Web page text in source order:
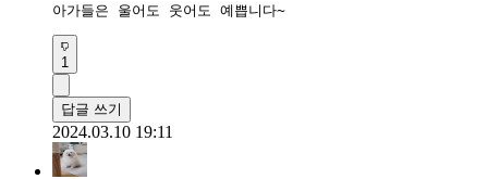
아가들은 울어도 웃어도 예쁩니다~
1
답글 쓰기
2024.03.10 19:11